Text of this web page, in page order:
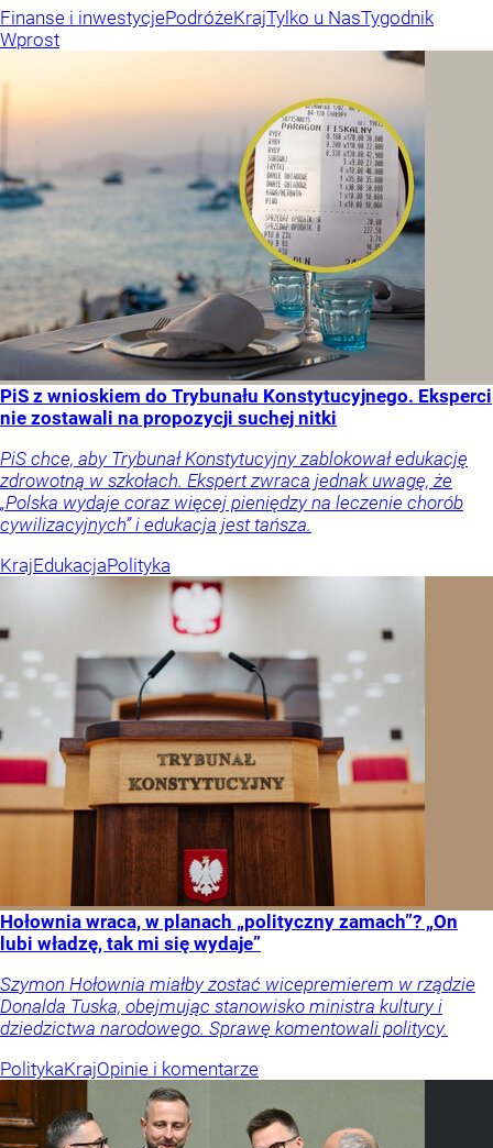
Finanse i inwestycjePodróżeKrajTylko u NasTygodnik
Wprost
PiS z wnioskiem do Trybunału Konstytucyjnego. Eksperci
nie zostawali na propozycji suchej nitki
PiS chce, aby Trybunał Konstytucyjny zablokował edukację
zdrowotną w szkołach. Ekspert zwraca jednak uwagę, że
„Polska wydaje coraz więcej pieniędzy na leczenie chorób
cywilizacyjnych” i edukacja jest tańsza.
KrajEdukacjaPolityka
Hołownia wraca, w planach „polityczny zamach”? „On
lubi władzę, tak mi się wydaje”
Szymon Hołownia miałby zostać wicepremierem w rządzie
Donalda Tuska, obejmując stanowisko ministra kultury i
dziedzictwa narodowego. Sprawę komentowali politycy.
PolitykaKrajOpinie i komentarze